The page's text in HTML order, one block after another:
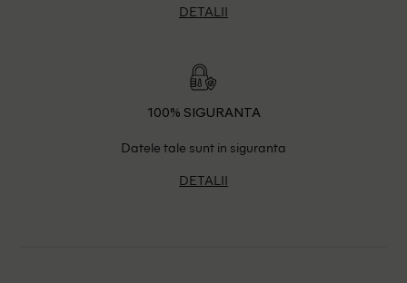
DETALII
100% SIGURANTA
Datele tale sunt in siguranta
DETALII